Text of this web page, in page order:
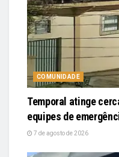
COMUNIDADE
Temporal atinge
equipes de
7 de agosto de 2026